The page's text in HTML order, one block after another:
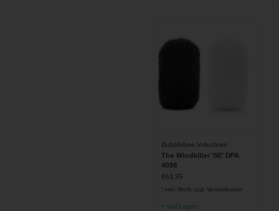
ZUM WARENKORB HINZUFÜGEN
Bubblebee Industries
The Windkiller 'SE' DPA
4098
€63,95
* exkl. MwSt. zzgl. Versandkosten
auf Lager